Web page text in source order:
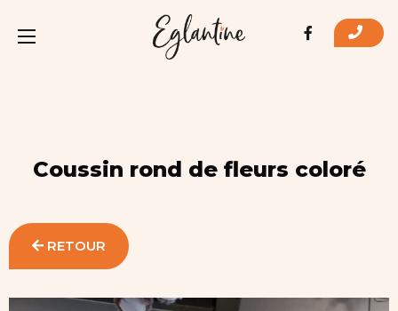
Coussin rond de fleurs coloré
RETOUR